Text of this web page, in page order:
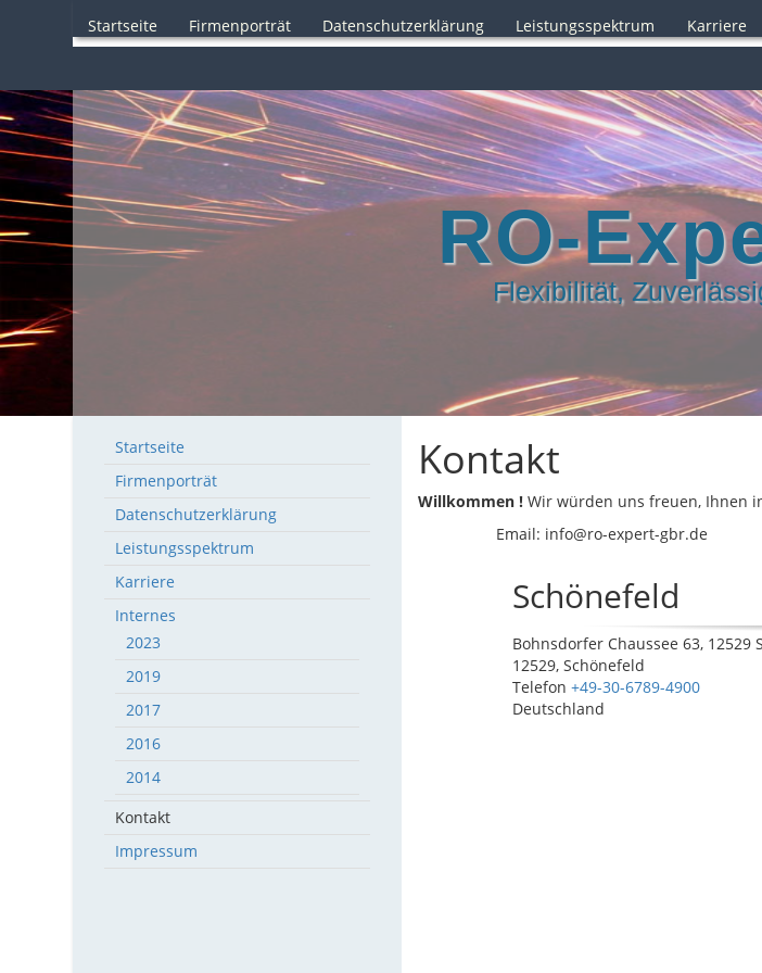
Startseite Firmenporträt Datenschutzerklärung Leistungsspektrum Karriere
RO-
Flexibilität,
Startseite
Firmenporträt
Datenschutzerklärung
Leistungsspektrum
Karriere
Internes
2023
2019
2017
2016
2014
Kontakt
Impressum
Kontakt
Willkommen ! Wir würden uns freuen, Ihnen
Email: info@ro-expert-gbr.de
Schönefeld
Bohnsdorfer Chaussee 63, 12529
12529, Schönefeld
Telefon+49-30-6789-4900
Deutschland